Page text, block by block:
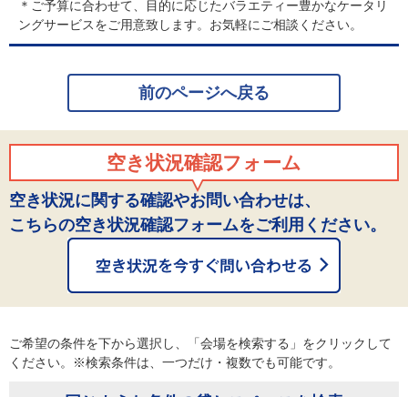
＊ご予算に合わせて、目的に応じたバラエティー豊かなケータリ
ングサービスをご用意致します。お気軽にご相談ください。
前のページへ戻る
空き状況確認フォーム
空き状況に関する確認やお問い合わせは、
こちらの空き状況確認フォームをご利用ください。
ご希望の条件を下から選択し、「会場を検索する」をクリックして
ください。※検索条件は、一つだけ・複数でも可能です。